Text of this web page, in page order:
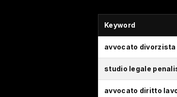
Keyword
avvocato divorzista
studio legale
avvocato diritto